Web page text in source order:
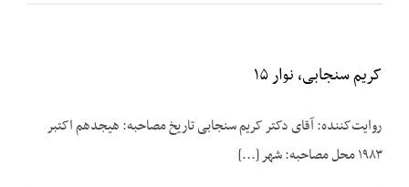
کریم سنجابی، نوار ۱۵
روایت‌‌کننده: آقای دکتر کریم سنجابی تاریخ مصاحبه: هیجدهم اکتبر
۱۹۸۳ محل مصاحبه: شهر [...]